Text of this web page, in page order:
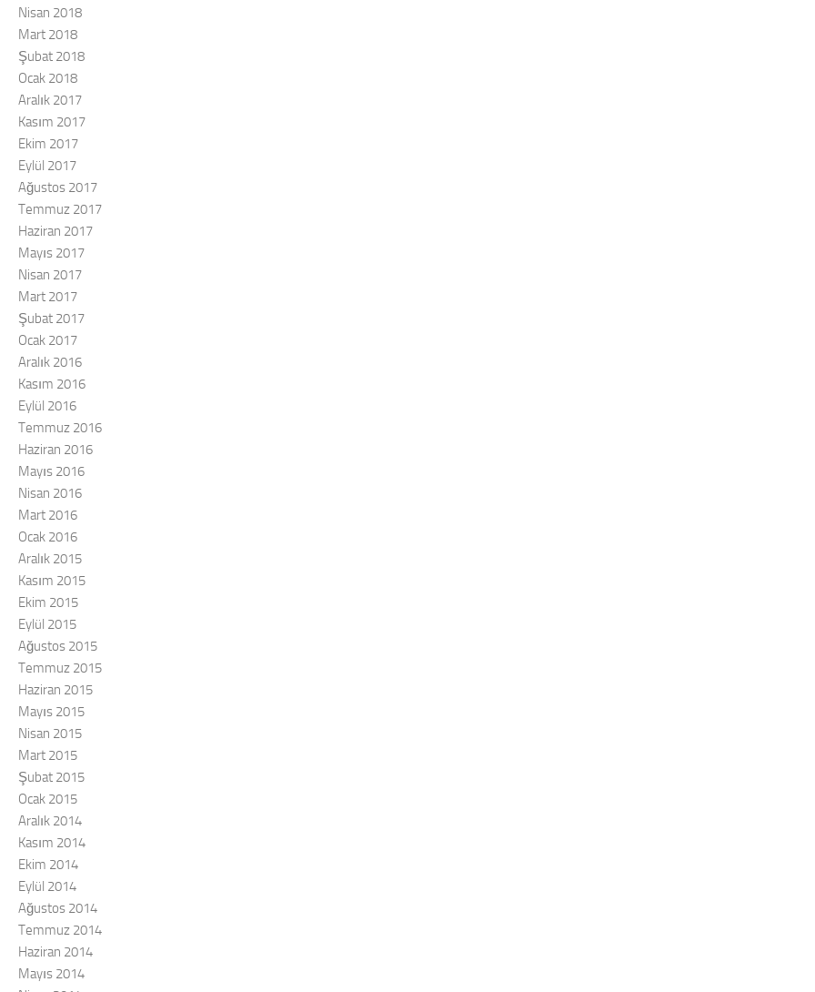
Nisan 2018
Mart 2018
Şubat 2018
Ocak 2018
Aralık 2017
Kasım 2017
Ekim 2017
Eylül 2017
Ağustos 2017
Temmuz 2017
Haziran 2017
Mayıs 2017
Nisan 2017
Mart 2017
Şubat 2017
Ocak 2017
Aralık 2016
Kasım 2016
Eylül 2016
Temmuz 2016
Haziran 2016
Mayıs 2016
Nisan 2016
Mart 2016
Ocak 2016
Aralık 2015
Kasım 2015
Ekim 2015
Eylül 2015
Ağustos 2015
Temmuz 2015
Haziran 2015
Mayıs 2015
Nisan 2015
Mart 2015
Şubat 2015
Ocak 2015
Aralık 2014
Kasım 2014
Ekim 2014
Eylül 2014
Ağustos 2014
Temmuz 2014
Haziran 2014
Mayıs 2014